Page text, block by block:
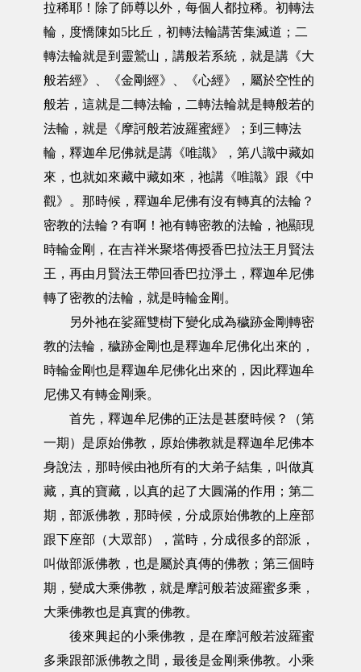
拉稀耶！除了師尊以外，每個人都拉稀。初轉法
輪，度憍陳如5比丘，初轉法輪講苦集滅道；二
轉法輪就是到靈鷲山，講般若系統，就是講《大
般若經》、《金剛經》、《心經》，屬於空性的
般若，這就是二轉法輪，二轉法輪就是轉般若的
法輪，就是《摩訶般若波羅蜜經》；到三轉法
輪，釋迦牟尼佛就是講《唯識》，第八識中藏如
來，也就如來藏中藏如來，祂講《唯識》跟《中
觀》。那時候，釋迦牟尼佛有沒有轉真的法輪？
密教的法輪？有啊！祂有轉密教的法輪，祂顯現
時輪金剛，在吉祥米聚塔傳授香巴拉法王月賢法
王，再由月賢法王帶回香巴拉淨土，釋迦牟尼佛
轉了密教的法輪，就是時輪金剛。
另外祂在娑羅雙樹下變化成為穢跡金剛轉密
教的法輪，穢跡金剛也是釋迦牟尼佛化出來的，
時輪金剛也是釋迦牟尼佛化出來的，因此釋迦牟
尼佛又有轉金剛乘。
首先，釋迦牟尼佛的正法是甚麼時候？（第
一期）是原始佛教，原始佛教就是釋迦牟尼佛本
身說法，那時候由祂所有的大弟子結集，叫做真
藏，真的寶藏，以真的起了大圓滿的作用；第二
期，部派佛教，那時候，分成原始佛教的上座部
跟下座部（大眾部），當時，分成很多的部派，
叫做部派佛教，也是屬於真傳的佛教；第三個時
期，變成大乘佛教，就是摩訶般若波羅蜜多乘，
大乘佛教也是真實的佛教。
後來興起的小乘佛教，是在摩訶般若波羅蜜
多乘跟部派佛教之間，最後是金剛乘佛教。小乘